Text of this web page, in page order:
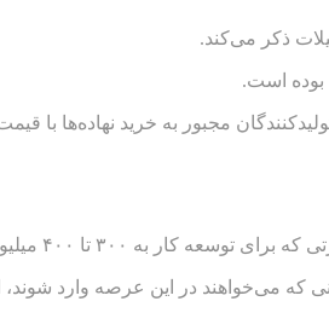
بوده است.
مجبور به خرید نهاده‌ها با قیمت
۴۰۰ میلیون وام نیاز است.
که می‌خواهند در این عرصه وارد شوند،